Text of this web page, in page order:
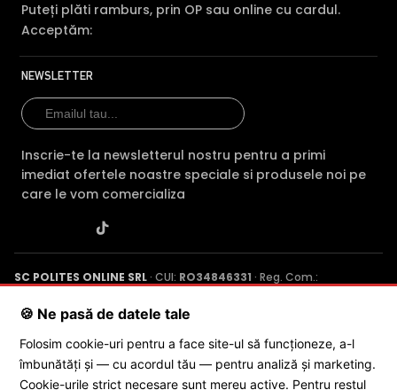
obligativitate contractuala. Va stam oricand la dispozitie pentru
eventuale clarificari.
Compara cu produse asemanatoare
features.
Comparatie HikVision DS-2CD2T86G2-4I 2C vs
Caracteristica
HikVision DS-
2CD2T86G2-4I 2C
(acest produs)
HikVision DS-
2CD2T83G2-
Rezolutie
8 MP 8 MP
Vedere
noaptea
IR 80m
Conectivitate PoE PoE
Puteți plăti ramburs, prin OP sau online cu cardul.
Acceptăm:
NEWSLETTER
Inscrie-te la newsletterul nostru pentru a primi
imediat ofertele noastre speciale si produsele noi pe
care le vom comercializa
SC POLITES ONLINE SRL · CUI: RO34846331 · Reg. Com.:
Poenaru, Nr. 1, Craiova, Jud. Dolj ·
© 2026 SC POLITES ONLINE SRL
🍪 Ne pasă de datele tale
Folosim cookie-uri pentru a face site-ul să funcționeze, a-l
îmbunătăți și — cu acordul tău — pentru analiză și marketing.
Cookie-urile strict necesare sunt mereu active. Pentru restul